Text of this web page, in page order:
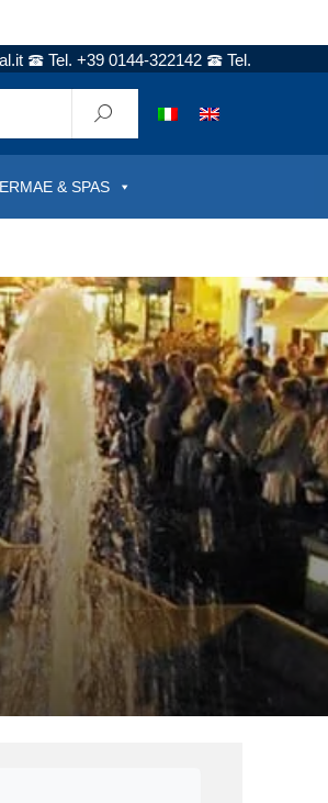
Tel. +39 0144-322142
Tel.
& SPAS